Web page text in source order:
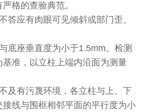
格的查验典范。
应有肉眼可见倾斜或部门歪、
座垂直度为小于1.5mm。检测
基准，以立柱上端内沿面为测量
有污蔑环境，各立柱与上、下
接线与围框相邻平面的平行度为小